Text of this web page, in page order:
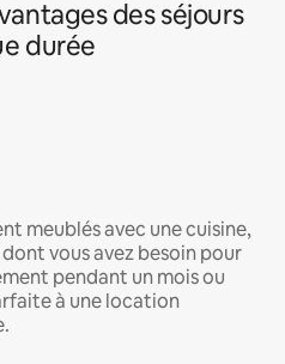
des séjours
durée
meublés avec une cuisine,
vous avez besoin pour
pendant un mois ou
à une location